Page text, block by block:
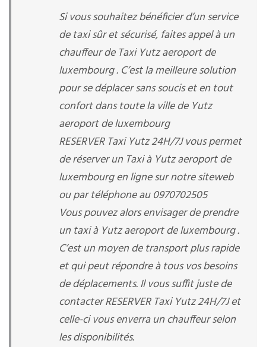
Si vous souhaitez bénéficier d’un service
de taxi sûr et sécurisé, faites appel à un
chauffeur de Taxi Yutz aeroport de
luxembourg . C’est la meilleure solution
pour se déplacer sans soucis et en tout
confort dans toute la ville de Yutz
aeroport de luxembourg
RESERVER Taxi Yutz 24H/7J vous permet
de réserver un Taxi à Yutz aeroport de
luxembourg en ligne sur notre siteweb
ou par téléphone au 0970702505
Vous pouvez alors envisager de prendre
un taxi à Yutz aeroport de luxembourg .
C’est un moyen de transport plus rapide
et qui peut répondre à tous vos besoins
de déplacements. Il vous suffit juste de
contacter RESERVER Taxi Yutz 24H/7J et
celle-ci vous enverra un chauffeur selon
les disponibilités.